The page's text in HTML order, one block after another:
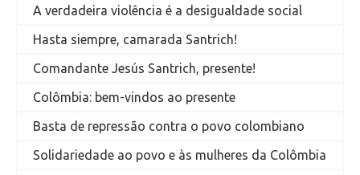
A verdadeira violência é a desigualdade social
Hasta siempre, camarada Santrich!
Comandante Jesús Santrich, presente!
Colômbia: bem-vindos ao presente
Basta de repressão contra o povo colombiano
Solidariedade ao povo e às mulheres da Colômbia